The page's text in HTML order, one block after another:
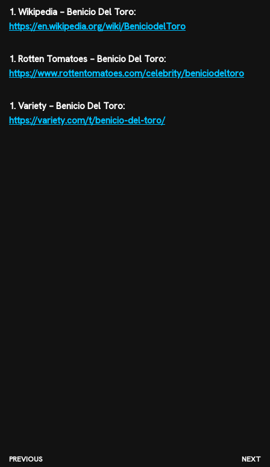
1. Wikipedia – Benicio Del Toro:
https://en.wikipedia.org/wiki/BeniciodelToro
1. Rotten Tomatoes – Benicio Del Toro:
https://www.rottentomatoes.com/celebrity/beniciodeltoro
1. Variety – Benicio Del Toro:
https://variety.com/t/benicio-del-toro/
PREVIOUS NEXT